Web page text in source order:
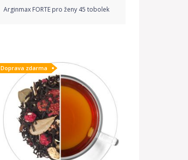
Arginmax FORTE pro ženy 45 tobolek
Doprava zdarma